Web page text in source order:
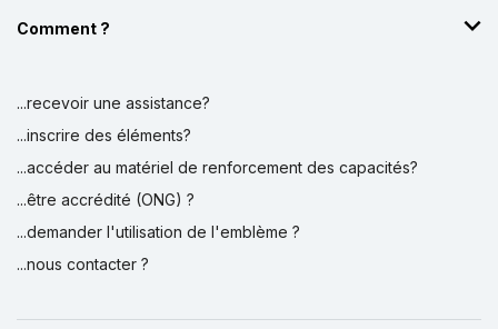
Comment ?
...recevoir une assistance?
...inscrire des éléments?
...accéder au matériel de renforcement des capacités?
...être accrédité (ONG) ?
...demander l'utilisation de l'emblème ?
...nous contacter ?